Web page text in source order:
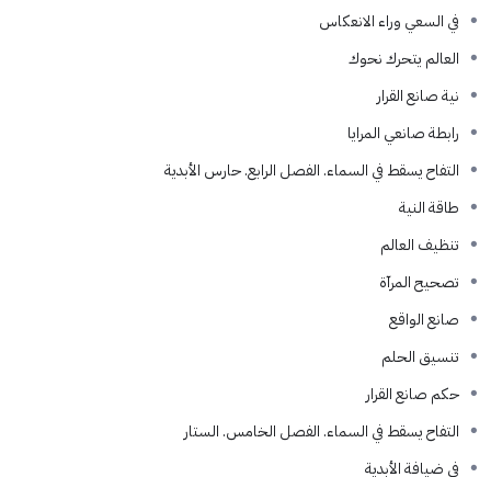
في السعي وراء الانعكاس
العالم يتحرك نحوك
نية صانع القرار
رابطة صانعي المرايا
التفاح يسقط في السماء. الفصل الرابع. حارس الأبدية
طاقة النية
تنظيف العالم
تصحيح المرآة
صانع الواقع
تنسيق الحلم
حكم صانع القرار
التفاح يسقط في السماء. الفصل الخامس. الستار
في ضيافة الأبدية